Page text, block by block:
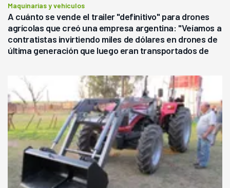
Maquinarias y vehículos
A cuánto se vende el trailer "definitivo" para drones
agrícolas que creó una empresa argentina: "Veíamos a
contratistas invirtiendo miles de dólares en drones de
última generación que luego eran transportados de